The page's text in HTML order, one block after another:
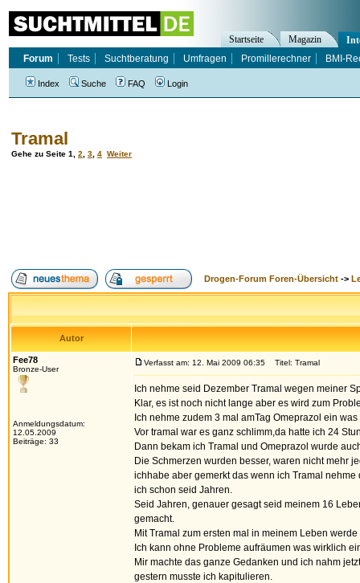
Tramal
Gehe zu Seite 1 2 3 4 Weiter
Drogen-Forum Foren-Übersicht ->
Autor
Fee78
Bronze-User
Anmeldungsdatum:
12.05.2009
Beiträge: 33
Verfasst am: 12. Mai 2009 06:35 Titel: Tramal
Ich nehme seid Dezember Tramal wegen meiner
Klar, es ist noch nicht lange aber es wird zum
Ich nehme zudem 3 mal amTag Omeprazol ein
Vor tramal war es ganz schlimm,da hatte ich 24
Dann bekam ich Tramal und Omeprazol wurde
Die Schmerzen wurden besser, waren nicht mehr
ichhabe aber gemerkt das wenn ich Tramal
ich schon seid Jahren.
Seid Jahren, genauer gesagt seid meinem 16
gemacht.
Mit Tramal zum ersten mal in meinem Leben
Ich kann ohne Probleme aufräumen was wirklich
Mir machte das ganze Gedanken und ich nahm
gestern musste ich kapitulieren.
Startseite Magazin
Forum
Tests Suchtberatung Umfragen Promillerechner BMI-
Index Suche FAQ Login